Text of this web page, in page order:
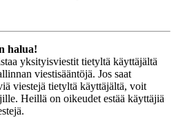
halua!
yksityisviestit tietyltä käyttäjältä
viestisääntöjä. Jos saat
viestejä tietyltä käyttäjältä, voit
Heillä on oikeudet estää käyttäjiä